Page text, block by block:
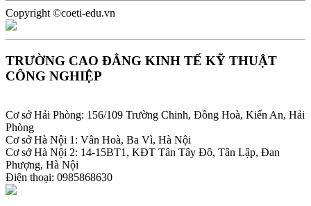
Copyright ©coeti-edu.vn
TRƯỜNG CAO ĐẲNG KINH TẾ KỸ THUẬT
CÔNG NGHIỆP
Cơ sở Hải Phòng: 156/109 Trường Chinh, Đồng Hoà, Kiến An, Hải
Phòng
Cơ sở Hà Nội 1: Vân Hoà, Ba Vì, Hà Nội
Cơ sở Hà Nội 2: 14-15BT1, KĐT Tân Tây Đô, Tân Lập, Đan
Phượng, Hà Nội
Điện thoại: 0985868630